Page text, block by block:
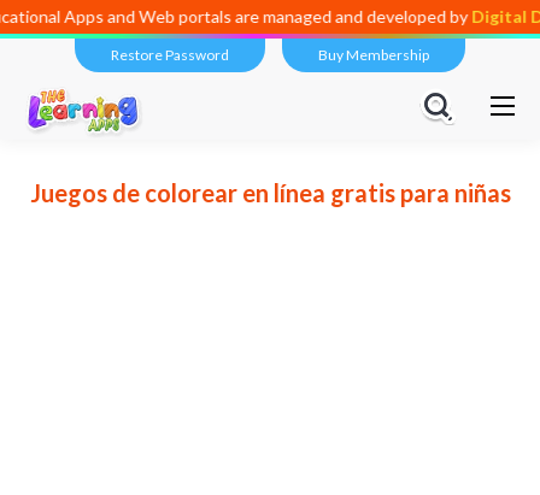
Apps and Web portals are managed and developed byDigital
Restore Password Buy Membership
Juegos de colorear en línea gratis para niñas